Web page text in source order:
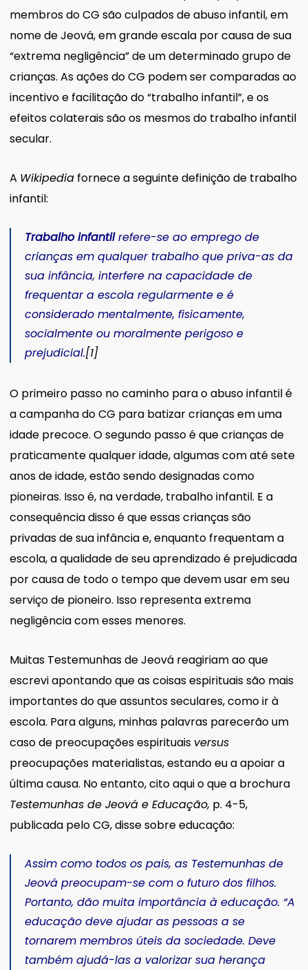
membros do CG são culpados de abuso infantil, em
nome de Jeová, em grande escala por causa de sua
“extrema negligência” de um determinado grupo de
crianças. As ações do CG podem ser comparadas ao
incentivo e facilitação do “trabalho infantil”, e os
efeitos colaterais são os mesmos do trabalho infantil
secular.
A Wikipediafornece a seguinte definição de trabalho
infantil:
Trabalho infantilrefere-se ao emprego de
crianças em qualquer trabalho que priva-as da
sua infância, interfere na capacidade de
frequentar a escola regularmente e é
considerado mentalmente, fisicamente,
socialmente ou moralmente perigoso e
prejudicial.[1]
O primeiro passo no caminho para o abuso infantil é
a campanha do CG para batizar crianças em uma
idade precoce. O segundo passo é que crianças de
praticamente qualquer idade, algumas com até sete
anos de idade, estão sendo designadas como
pioneiras. Isso é, na verdade, trabalho infantil. E a
consequência disso é que essas crianças são
privadas de sua infância e, enquanto frequentam a
escola, a qualidade de seu aprendizado é prejudicada
por causa de todo o tempo que devem usar em seu
serviço de pioneiro. Isso representa extrema
negligência com esses menores.
Muitas Testemunhas de Jeová reagiriam ao que
escrevi apontando que as coisas espirituais são mais
importantes do que assuntos seculares, como ir à
escola. Para alguns, minhas palavras parecerão um
caso de preocupações espirituais versus
preocupações materialistas, estando eu a apoiar a
última causa. No entanto, cito aqui o que a brochura
Testemunhas de Jeová e Educação, p. 4-5,
publicada pelo CG, disse sobre educação:
Assim como todos os pais, as Testemunhas de
Jeová preocupam-se com o futuro dos filhos.
Portanto, dão muita importância à educação. “A
educação deve ajudar as pessoas a se
tornarem membros úteis da sociedade. Deve
também ajudá-las a valorizar sua herança